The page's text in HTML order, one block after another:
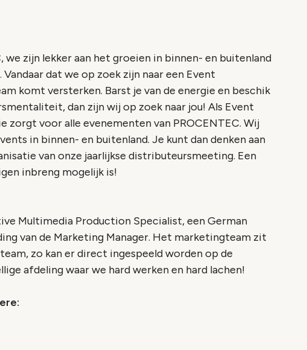
we zijn lekker aan het groeien in binnen- en buitenland
dat we op zoek zijn naar een Event
komt versterken. Barst je van de energie en beschik
dan zijn wij op zoek naar jou! Als Event
zorgt voor alle evenementen van PROCENTEC. Wij
in binnen- en buitenland. Je kunt dan denken aan
van onze jaarlijkse distributeursmeeting. Een
inbreng mogelijk is!
Multimedia Production Specialist, een German
van de Marketing Manager. Het marketingteam zit
zo kan er direct ingespeeld worden op de
afdeling waar we hard werken en hard lachen!